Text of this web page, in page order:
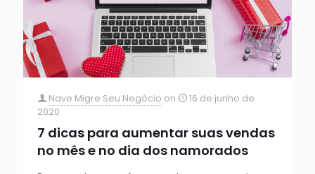
Nave Migre Seu Negócio on
16 de junho de
2020
7 dicas para aumentar suas vendas
no mês e no dia dos namorados